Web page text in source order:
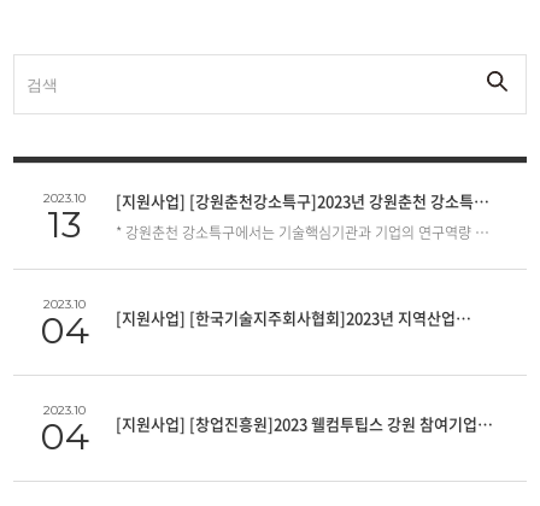
2023.10
13
[지원사업] [강원춘천강소특구]2023년 강원춘천 강소특구
지역특성화육성사업 C&D 연구회 운영안
* 강원춘천 강소특구에서는 기술핵심기관과 기업의 연구역량 및
“C&D 연구회 지원사업”을 다음과 같이 공고하오니, 관심있는
첨부파일 확인 바랍니다. 가. 지원분야: 바이오 의약 신소재
신청서 제출 및 문의 -‘붙임 2’서식 작성 후 담당자 이메일 제출
2023.10
04
[지원사업] [한국기술지주회사협회]2023년 지역산업
2023.10
04
[지원사업] [창업진흥원]2023 웰컴투팁스 강원 참여기업